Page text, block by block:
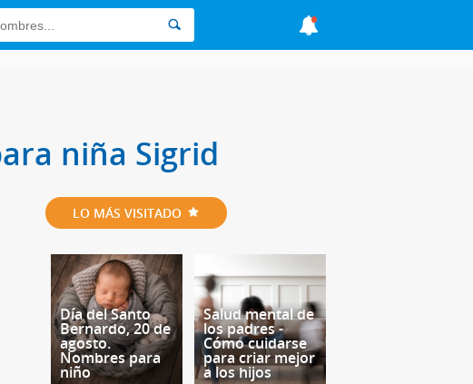
niña Sigrid
LO MÁS VISITADO
Día del Santo
Bernardo, 20 de
agosto.
Nombres para
niño
Salud mental de
los padres -
Cómo cuidarse
para criar mejor
a los hijos